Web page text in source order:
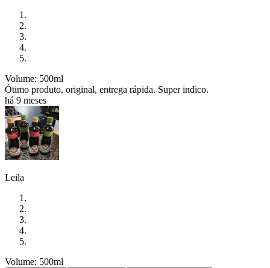
Volume: 500ml
Ótimo produto, original, entrega rápida. Super indico.
há 9 meses
Leila
Volume: 500ml